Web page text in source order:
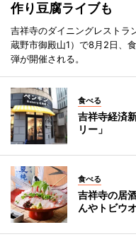
作り豆腐ライブも
吉祥寺のダイニングレストラ
蔵野市御殿山1）で8月2日、
弾が開催される。
食べる
吉祥寺経済
リー」
食べる
吉祥寺の居
んやトビウ